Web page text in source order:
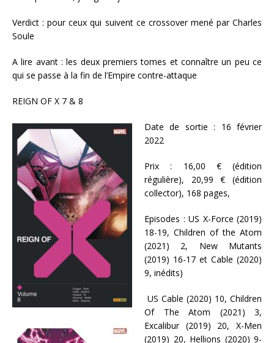
Verdict : pour ceux qui suivent ce crossover mené par Charles
Soule
A lire avant : les deux premiers tomes et connaître un peu ce
qui se passe à la fin de l’Empire contre-attaque
REIGN OF X 7 & 8
Date de sortie : 16 février
2022
Prix : 16,00 € (édition
régulière), 20,99 € (édition
collector), 168 pages,
Episodes : US X-Force (2019)
18-19, Children of the Atom
(2021) 2, New Mutants
(2019) 16-17 et Cable (2020)
9, inédits)
US Cable (2020) 10, Children
Of The Atom (2021) 3,
Excalibur (2019) 20, X-Men
(2019) 20, Hellions (2020) 9-